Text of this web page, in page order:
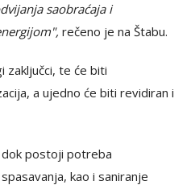
saobraćaja i
rečeno je na Štabu.
zaključci, te će biti
a ujedno će biti revidiran i
postoji potreba
kao i saniranje